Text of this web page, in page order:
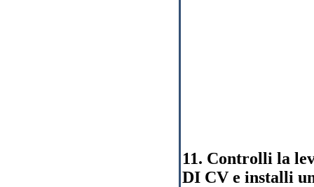
11. Controlli la
DI CV e installi